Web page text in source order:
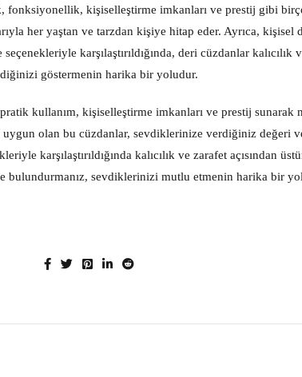
fonksiyonellik, kişiselleştirme imkanları ve prestij gibi
her yaştan ve tarzdan kişiye hitap eder. Ayrıca,
karşılaştırıldığında, deri cüzdanlar kalıcılık
göstermenin harika bir yoludur.
pratik kullanım, kişiselleştirme imkanları ve prestij
olan bu cüzdanlar, sevdiklerinize verdiğiniz değeri
karşılaştırıldığında kalıcılık ve zarafet açısından
bulundurmanız, sevdiklerinizi mutlu etmenin harika bir